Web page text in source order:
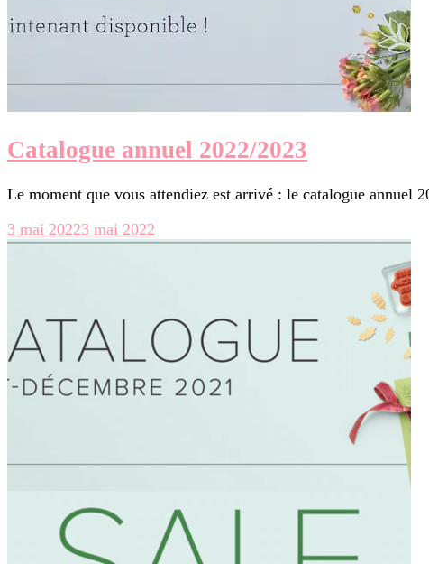
Catalogue annuel 2022/2023
Le moment que vous attendiez est arrivé : le catalogue annuel
3 mai 20223 mai 2022